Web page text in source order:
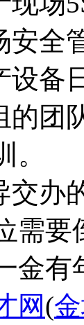
全
设备
的团
交办
需要
金有
网(